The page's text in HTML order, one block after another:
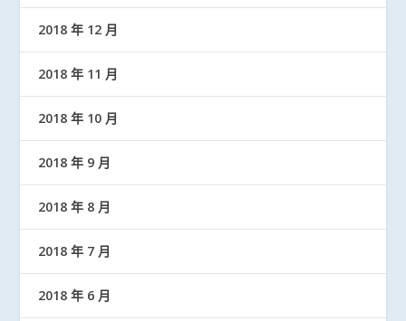
2018 年 12 月
2018 年 11 月
2018 年 10 月
2018 年 9 月
2018 年 8 月
2018 年 7 月
2018 年 6 月